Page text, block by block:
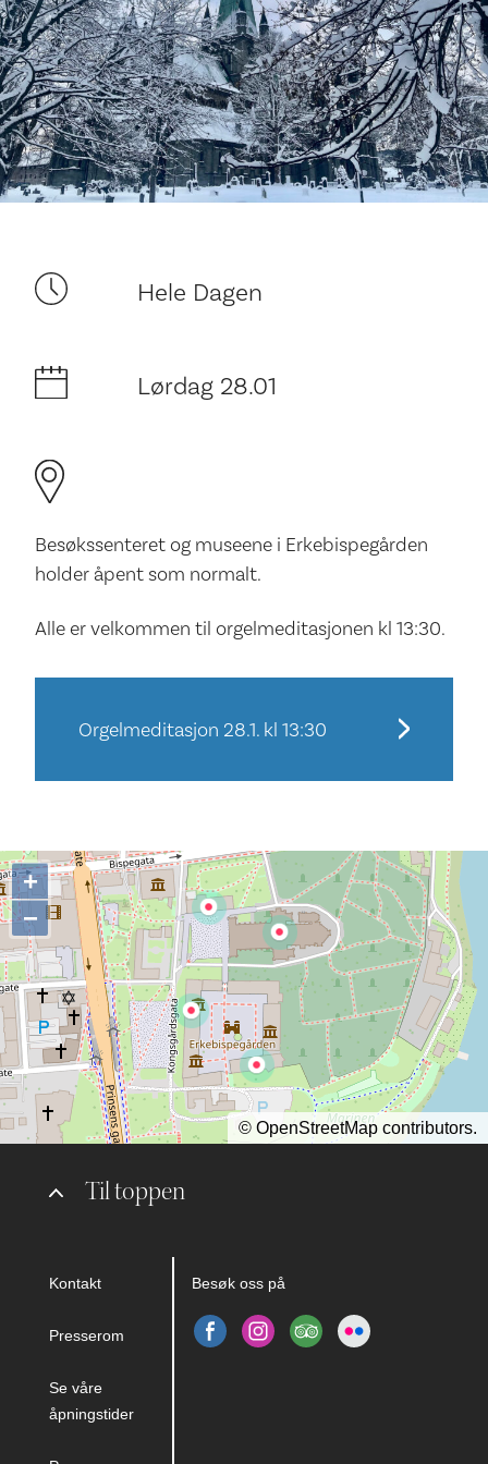
Ditt besøk
Hele Dagen
Lørdag 28.01
Besøkssenteret og museene i Erkebispegården
holder åpent som normalt.
Alle er velkommen til orgelmeditasjonen kl 13:30.
Orgelmeditasjon 28.1. kl 13:30
Til toppen
Kontakt
Presserom
Se våre
åpningstider
Besøk oss på
+
−
© OpenStreetMap contributors.